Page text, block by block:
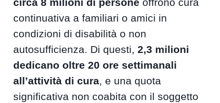
circa 8 milioni di persone offrono cura
continuativa a familiari o amici in
condizioni di disabilità o non
autosufficienza. Di questi,2,3 milioni
dedicano oltre 20 ore settimanali
all’attività di cura, e una quota
significativa non coabita con il soggetto